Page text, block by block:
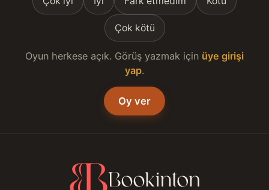
Çok kötü
Oyun herkese açık. Görüş yazmak için üye girişi
yap.
Oy ver